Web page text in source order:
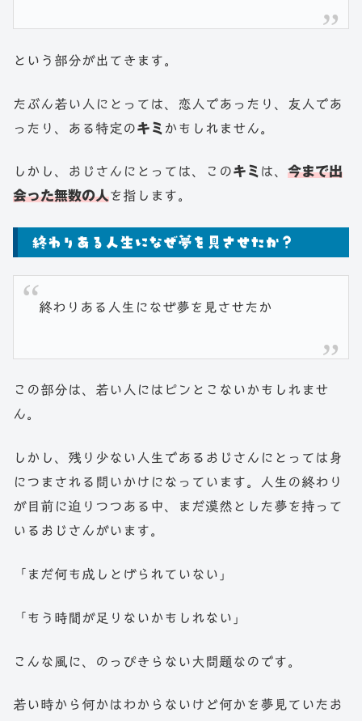
という部分が出てきます。
たぶん若い人にとっては、恋人であったり、友人であ
ったり、ある特定のキミ かもしれません。
しかし、おじさんにとっては、このキミ は、 今まで出
会った無数の人を指します。
終わりある人生になぜ夢を見させたか？
終わりある人生になぜ夢を見させたか
この部分は、若い人にはピンとこないかもしれませ
ん。
しかし、残り少ない人生であるおじさんにとっては身
につまされる問いかけになっています。人生の終わり
が目前に迫りつつある中、まだ漠然とした夢を持って
いるおじさんがいます。
「まだ何も成しとげられていない」
「もう時間が足りないかもしれない」
こんな風に、のっぴきらない大問題なのです。
若い時から何かはわからないけど何かを夢見ていたお